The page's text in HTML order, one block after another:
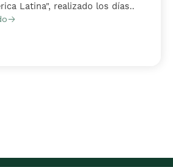
Latina", realizado los días..